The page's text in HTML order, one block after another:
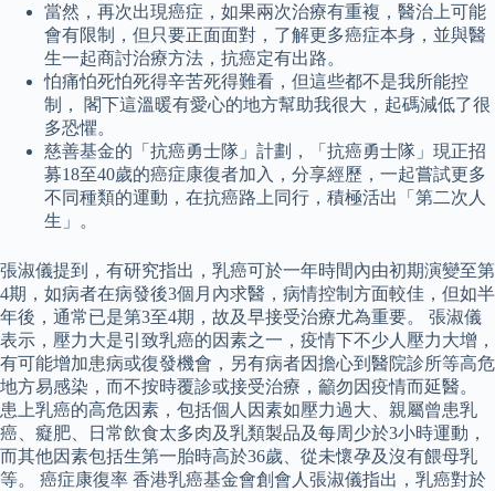
當然，再次出現癌症，如果兩次治療有重複，醫治上可能
會有限制，但只要正面面對，了解更多癌症本身，並與醫
生一起商討治療方法，抗癌定有出路。
怕痛怕死怕死得辛苦死得難看，但這些都不是我所能控
制， 閣下這溫暖有愛心的地方幫助我很大，起碼減低了很
多恐懼。
慈善基金的「抗癌勇士隊」計劃，「抗癌勇士隊」現正招
募18至40歲的癌症康復者加入，分享經歷，一起嘗試更多
不同種類的運動，在抗癌路上同行，積極活出「第二次人
生」。
張淑儀提到，有研究指出，乳癌可於一年時間內由初期演變至第
4期，如病者在病發後3個月內求醫，病情控制方面較佳，但如半
年後，通常已是第3至4期，故及早接受治療尤為重要。 張淑儀
表示，壓力大是引致乳癌的因素之一，疫情下不少人壓力大增，
有可能增加患病或復發機會，另有病者因擔心到醫院診所等高危
地方易感染，而不按時覆診或接受治療，籲勿因疫情而延醫。
患上乳癌的高危因素，包括個人因素如壓力過大、親屬曾患乳
癌、癡肥、日常飲食太多肉及乳類製品及每周少於3小時運動，
而其他因素包括生第一胎時高於36歲、從未懷孕及沒有餵母乳
等。 癌症康復率 香港乳癌基金會創會人張淑儀指出，乳癌對於